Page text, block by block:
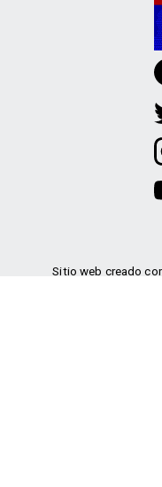
Sitio web creado